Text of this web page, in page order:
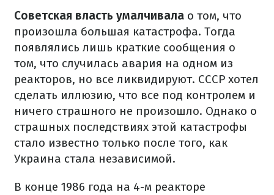
Советская власть умалчивала о том, что
произошла большая катастрофа. Тогда
появлялись лишь краткие сообщения о
том, что случилась авария на одном из
реакторов, но все ликвидируют. СССР хотел
сделать иллюзию, что все под контролем и
ничего страшного не произошло. Однако о
страшных последствиях этой катастрофы
стало известно только после того, как
Украина стала независимой.
В конце 1986 года на 4-м реакторе